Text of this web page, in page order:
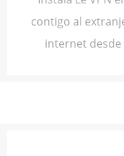
contigo al
internet